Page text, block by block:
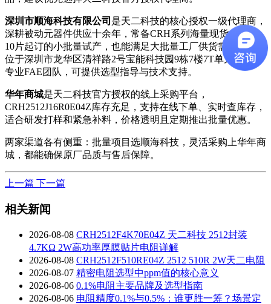
深圳市顺海科技有限公司 是天二科技的核心授权一级代理商，
深耕被动元器件供应十余年，常备CRH系列海量现货，支持
10片起订的小批量试产，也能满足大批量工厂供货需求。公司
位于深圳市龙华区清祥路2号宝能科技园9栋7楼7T单元，拥有
专业FAE团队，可提供选型指导与技术支持。
华年商城是天二科技官方授权的线上采购平台，
CRH2512J16R0E04Z库存充足，支持在线下单、实时查库存，
适合研发打样和紧急补料，价格透明且定期推出批量优惠。
两家渠道各有侧重：批量项目选顺海科技，灵活采购上华年商
城，都能确保原厂品质与售后保障。
上一篇 下一篇
相关新闻
2026-08-08 CRH2512F4K70E04Z 天二科技 2512封装
4.7KΩ 2W高功率厚膜贴片电阻详解
2026-08-08 CRH2512F510RE04Z 2512 510R 2W天二电阻
2026-08-07 精密电阻选型中ppm值的核心意义
2026-08-06 0.1%电阻主要品牌及选型指南
2026-08-06 电阻精度0.1%与0.5%：谁更胜一筹？场景定